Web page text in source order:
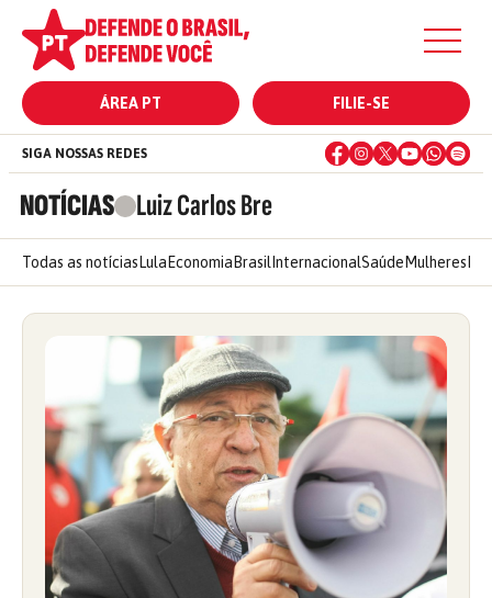
ÁREA PT FILIE-SE
NOTÍCIAS Luiz Carlos Bre
SIGA NOSSAS REDES
Todas as notícias Lula Economia Brasil InternacionalSaúde Mulheres